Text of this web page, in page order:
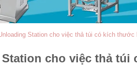
Station cho việc thả túi có kích thước
cho việc thả